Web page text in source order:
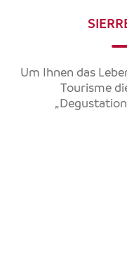
Um Ihnen das
Tourisme